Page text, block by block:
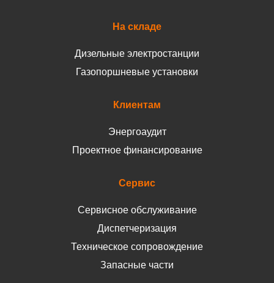
На складе
Дизельные электростанции
Газопоршневые установки
Клиентам
Энергоаудит
Проектное финансирование
Сервис
Сервисное обслуживание
Диспетчеризация
Техническое сопровождение
Запасные части